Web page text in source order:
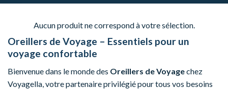
Aucun produit ne correspond à votre sélection.
Oreillers de Voyage – Essentiels pour un
voyage confortable
Bienvenue dans le monde des Oreillers de Voyagechez
Voyagella, votre partenaire privilégié pour tous vos besoins